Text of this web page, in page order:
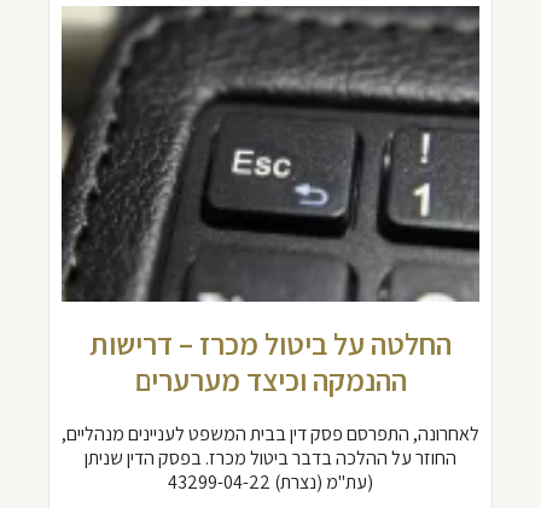
החלטה על ביטול מכרז – דרישות
ההנמקה וכיצד מערערים
לאחרונה, התפרסם פסק דין בבית המשפט לעניינים מנהליים,
החוזר על ההלכה בדבר ביטול מכרז. בפסק הדין שניתן
(עת"מ (נצרת) 43299-04-22